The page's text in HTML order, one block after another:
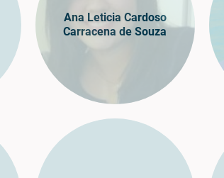
Ana Leticia Cardoso
Carracena de Souza